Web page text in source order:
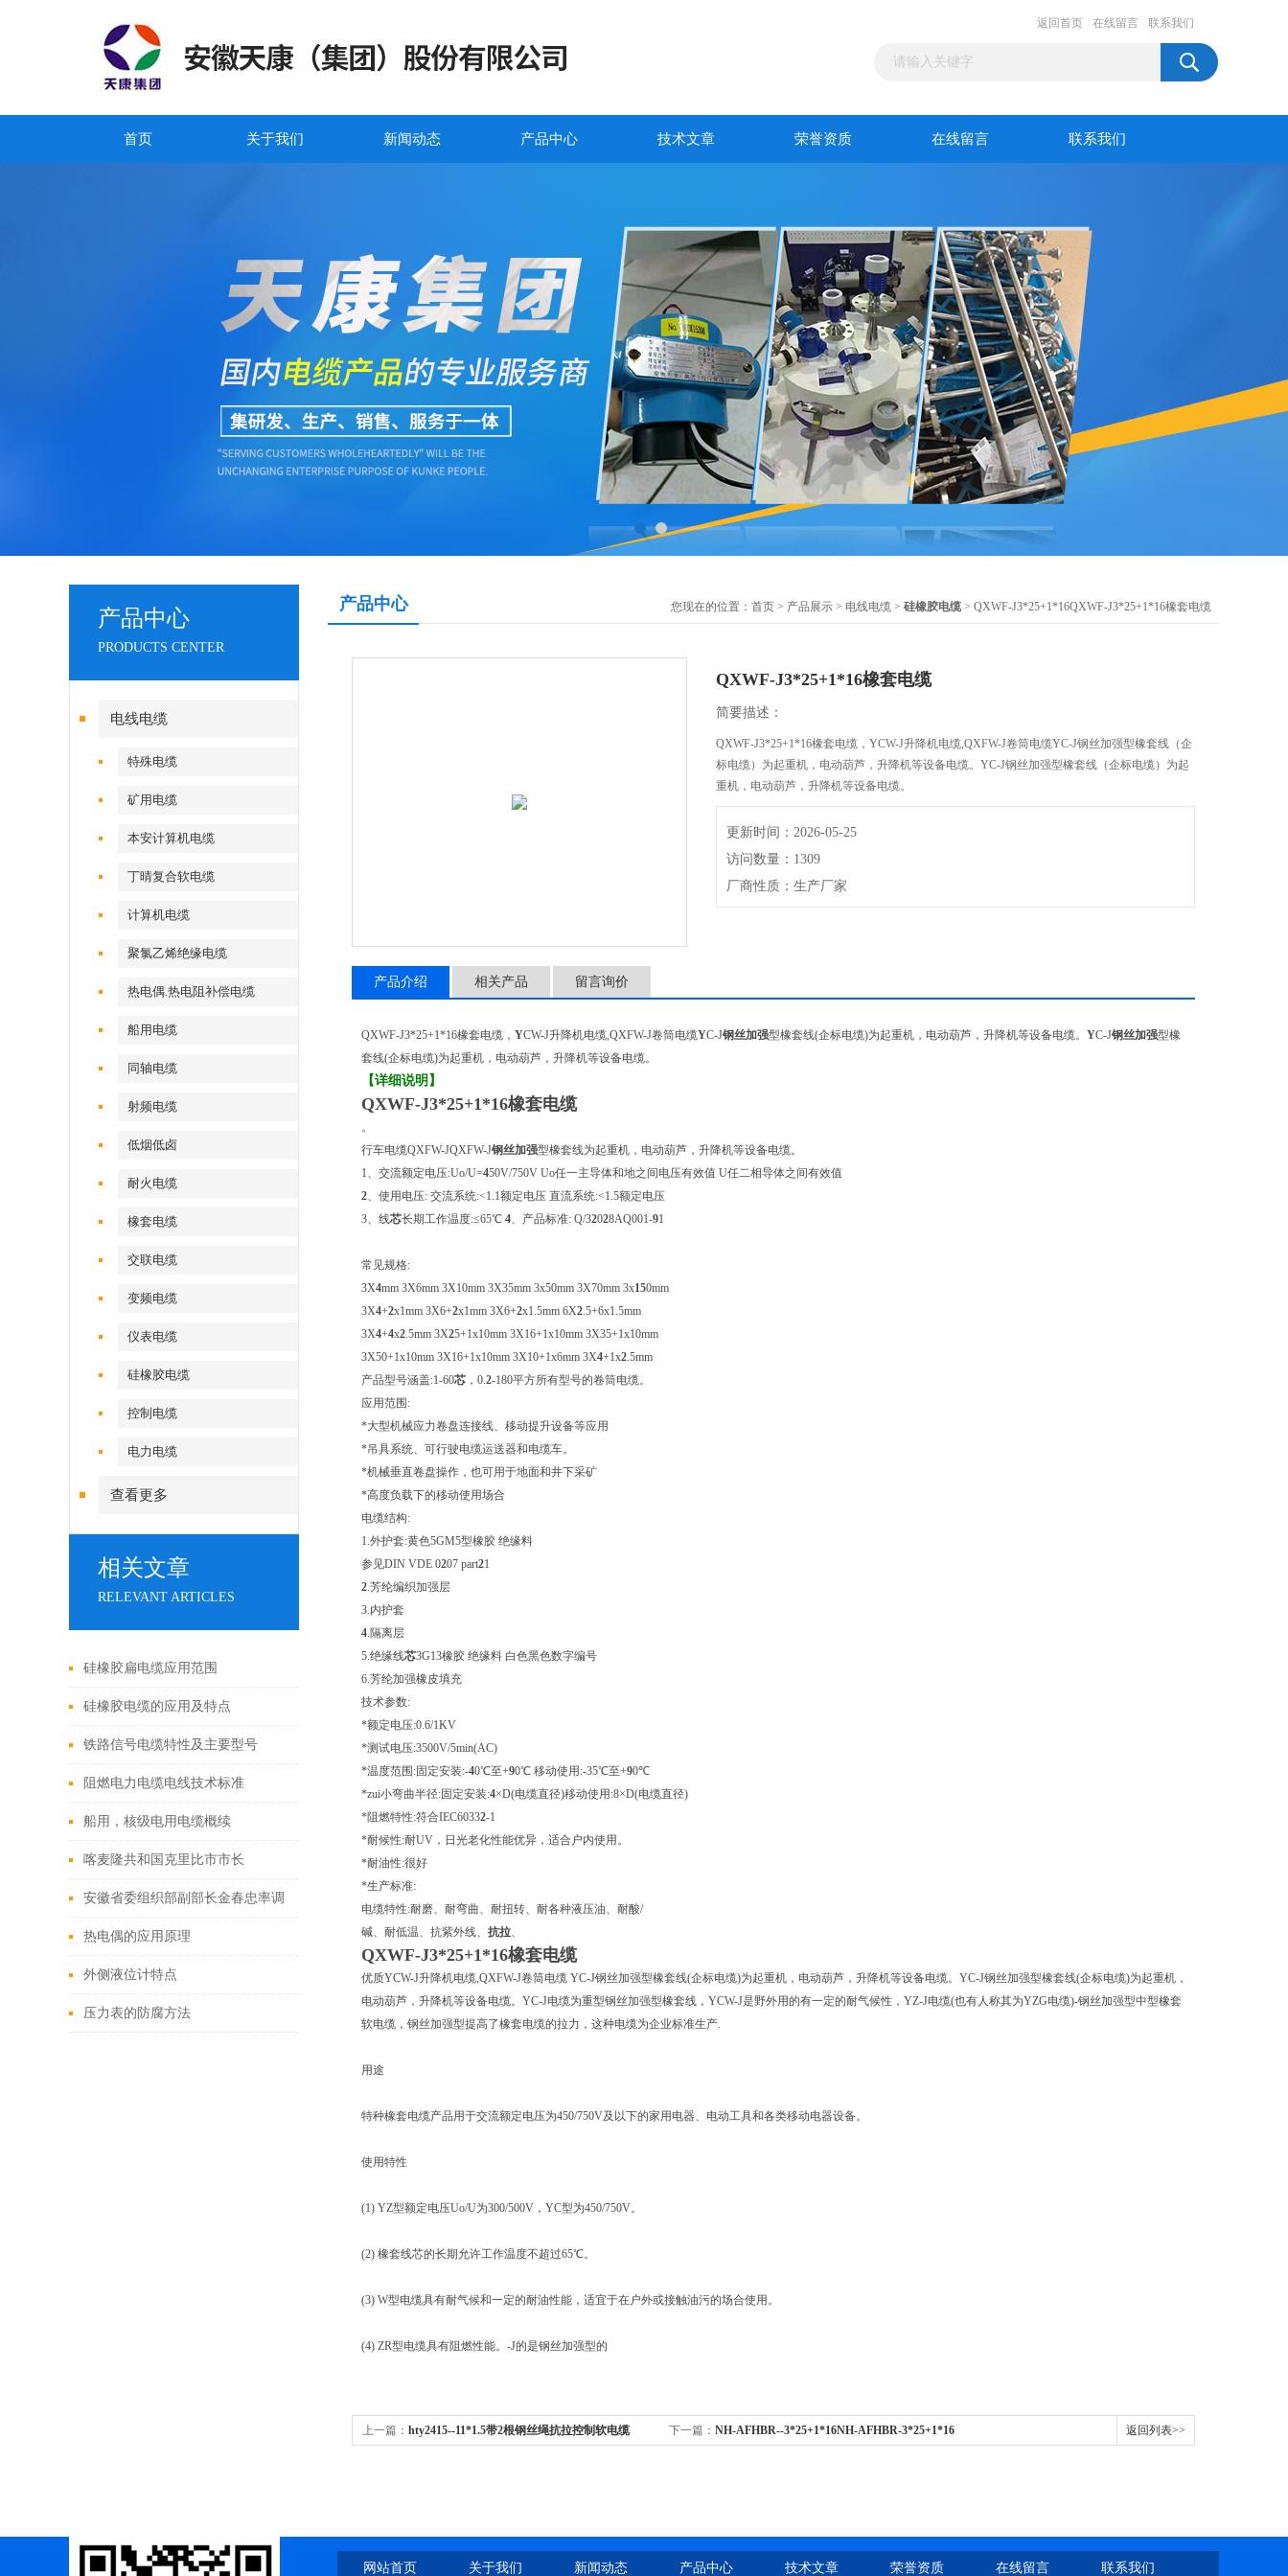
返回首页 在线留言 联系我们
首页 关于我们 新闻动态 产品中心 技术文章 荣誉资质 在线留言 联系我们
产品中心
PRODUCTS CENTER
电线电缆
特殊电缆
矿用电缆
本安计算机电缆
丁晴复合软电缆
计算机电缆
聚氯乙烯绝缘电缆
热电偶.热电阻补偿电缆
船用电缆
同轴电缆
射频电缆
低烟低卤
耐火电缆
橡套电缆
交联电缆
变频电缆
仪表电缆
硅橡胶电缆
控制电缆
电力电缆
查看更多
相关文章
RELEVANT ARTICLES
硅橡胶扁电缆应用范围
硅橡胶电缆的应用及特点
铁路信号电缆特性及主要型号
阻燃电力电缆电线技术标准
船用，核级电用电缆概续
喀麦隆共和国克里比市市长
Sabikanda Guy Emmanuel莅临安徽
天康集团考察工作
安徽省委组织部副部长金春忠率调
研组莅临天康集团调研
热电偶的应用原理
外侧液位计特点
压力表的防腐方法
产品中心 您现在的位置： 首页 > 产品展示 > 电线电缆 > 硅橡胶电缆 > QXWF-J3*25+1*16QXWF-J3*25+1*16橡套电缆
QXWF-J3*25+1*16橡套电缆
简要描述：
QXWF-J3*25+1*16橡套电缆，YCW-J升降机电缆,QXFW-J卷筒电缆YC-J钢丝加强型橡套线（企
标电缆）为起重机，电动葫芦，升降机等设备电缆。YC-J钢丝加强型橡套线（企标电缆）为起
重机，电动葫芦，升降机等设备电缆。
更新时间：2026-05-25
访问数量：1309
厂商性质：生产厂家
产品介绍 相关产品 留言询价
QXWF-J3*25+1*16橡套电缆， YCW-J升降机电缆,QXFW-J卷筒电缆YC-J钢丝加强型橡套线(企标电缆)为起重机，电动葫芦，升降机等设备电缆。 YC-J钢丝加强型橡
套线(企标电缆)为起重机，电动葫芦，升降机等设备电缆。
【详细说明】
QXWF-J3*25+1*16橡套电缆
。
行车电缆QXFW-JQXFW-J钢丝加强型橡套线为起重机，电动葫芦，升降机等设备电缆。
1、交流额定电压:Uo/U=450V/750V Uo任一主导体和地之间电压有效值 U任二相导体之间有效值
2、使用电压: 交流系统:<1.1额定电压 直流系统:<1.5额定电压
3、线芯长期工作温度:≤65℃ 4、产品标准: Q/32028AQ001-91
常见规格:
3X4mm 3X6mm 3X10mm 3X35mm 3x50mm 3X70mm 3x150mm
3X4+2x1mm 3X6+2x1mm 3X6+2x1.5mm 6X2.5+6x1.5mm
3X4+4x2.5mm 3X25+1x10mm 3X16+1x10mm 3X35+1x10mm
3X50+1x10mm 3X16+1x10mm 3X10+1x6mm 3X4+1x2.5mm
产品型号涵盖:1-60芯 ，0.2-180平方所有型号的卷筒电缆。
应用范围:
*大型机械应力卷盘连接线、移动提升设备等应用
*吊具系统、可行驶电缆运送器和电缆车。
*机械垂直卷盘操作，也可用于地面和井下采矿
*高度负载下的移动使用场合
电缆结构:
1.外护套:黄色5GM5型橡胶 绝缘料
参见DIN VDE 0207 part21
2.芳纶编织加强层
3.内护套
4.隔离层
5.绝缘线芯3G13橡胶 绝缘料 白色黑色数字编号
6.芳纶加强橡皮填充
技术参数:
*额定电压:0.6/1KV
*测试电压:3500V/5min(AC)
*温度范围:固定安装:-40℃至+90℃ 移动使用:-35℃至+90℃
*zui小弯曲半径:固定安装:4×D(电缆直径)移动使用:8×D(电缆直径)
*阻燃特性:符合IEC60332-1
*耐候性:耐UV，日光老化性能优异，适合户内使用。
*耐油性:很好
*生产标准:
电缆特性:耐磨、耐弯曲、耐扭转、耐各种液压油、耐酸/
碱、耐低温、抗紫外线、 抗拉、
QXWF-J3*25+1*16橡套电缆
优质YCW-J升降机电缆,QXFW-J卷筒电缆 YC-J钢丝加强型橡套线(企标电缆)为起重机，电动葫芦，升降机等设备电缆。YC-J钢丝加强型橡套线(企标电缆)为起重机，
电动葫芦，升降机等设备电缆。YC-J电缆为重型钢丝加强型橡套线，YCW-J是野外用的有一定的耐气候性，YZ-J电缆(也有人称其为YZG电缆)-钢丝加强型中型橡套
软电缆，钢丝加强型提高了橡套电缆的拉力，这种电缆为企业标准生产.
用途
特种橡套电缆产品用于交流额定电压为450/750V及以下的家用电器、电动工具和各类移动电器设备。
使用特性
(1) YZ型额定电压Uo/U为300/500V，YC型为450/750V。
(2) 橡套线芯的长期允许工作温度不超过65℃。
(3) W型电缆具有耐气候和一定的耐油性能，适宜于在户外或接触油污的场合使用。
(4) ZR型电缆具有阻燃性能。-J的是钢丝加强型的
上一篇： hty2415--11*1.5带2根钢丝绳抗拉控制软电缆 下一篇： NH-AFHBR--3*25+1*16NH-AFHBR-3*25+1*16 返回列表>>
网站首页 关于我们 新闻动态 产品中心 技术文章 荣誉资质 在线留言 联系我们